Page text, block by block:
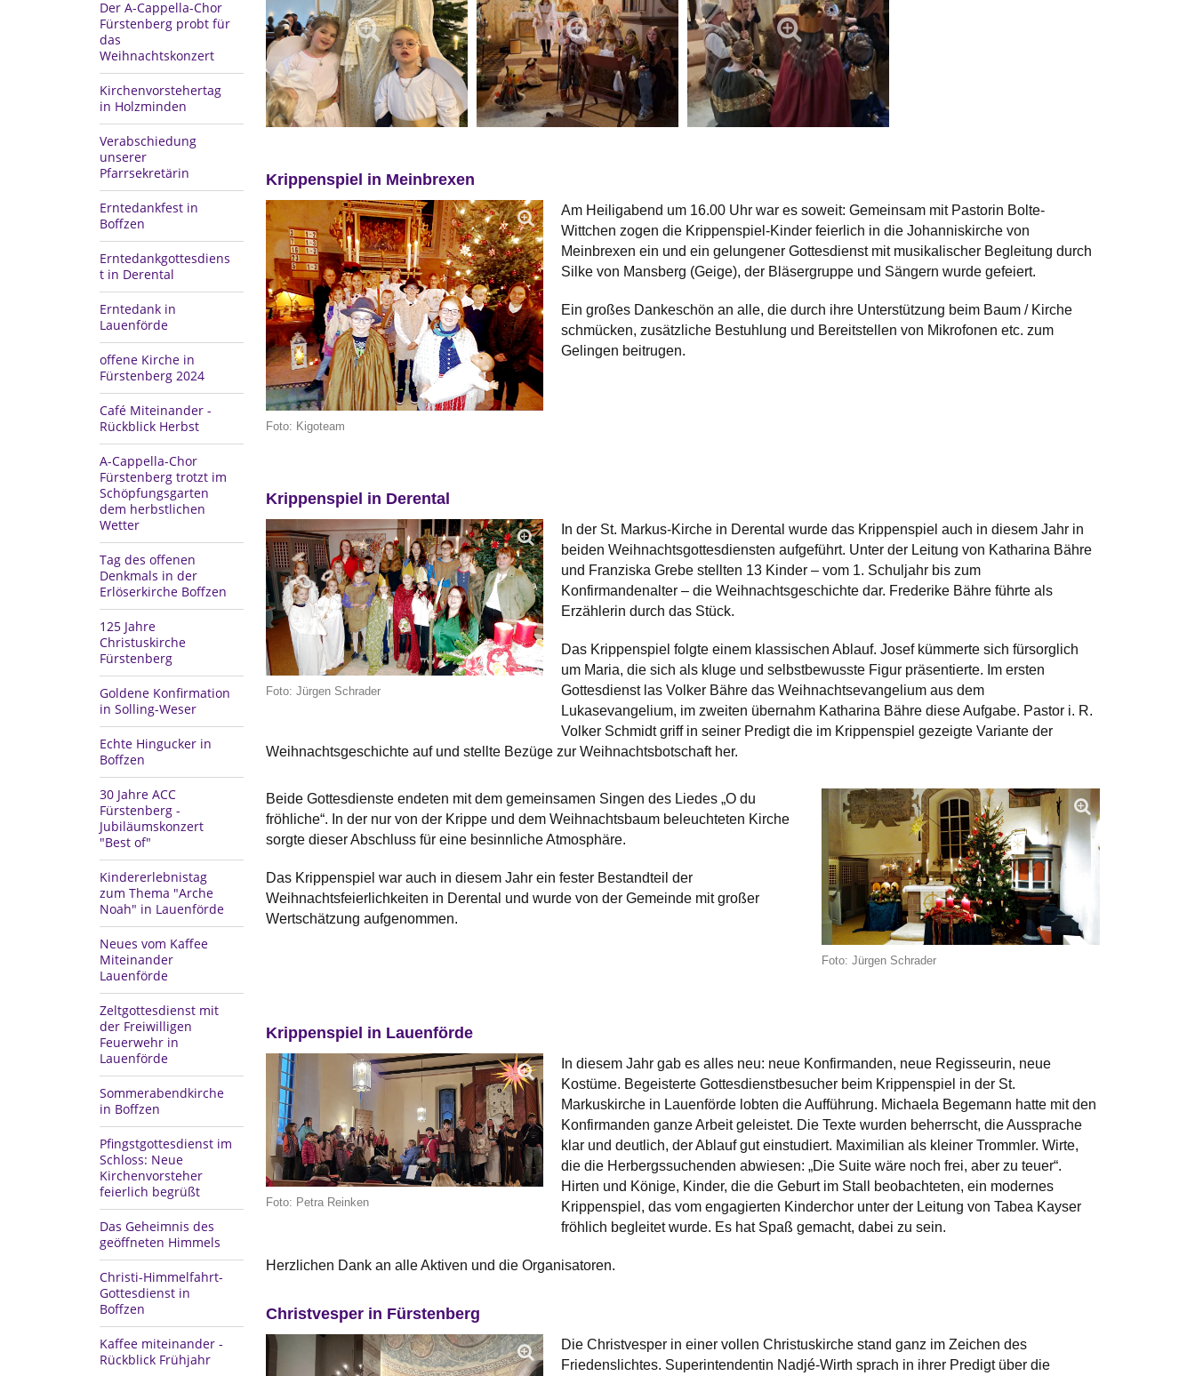
Der A-Cappella-Chor
Fürstenberg probt für
das
Weihnachtskonzert
Kirchenvorstehertag
in Holzminden
Verabschiedung
unserer
Pfarrsekretärin
Erntedankfest in
Boffzen
Erntedankgottesdiens
t in Derental
Erntedank in
Lauenförde
offene Kirche in
Fürstenberg 2024
Café Miteinander -
Rückblick Herbst
A-Cappella-Chor
Fürstenberg trotzt im
Schöpfungsgarten
dem herbstlichen
Wetter
Tag des offenen
Denkmals in der
Erlöserkirche Boffzen
125 Jahre
Christuskirche
Fürstenberg
Goldene Konfirmation
in Solling-Weser
Echte Hingucker in
Boffzen
30 Jahre ACC
Fürstenberg -
Jubiläumskonzert
"Best of"
Kindererlebnistag
zum Thema "Arche
Noah" in Lauenförde
Neues vom Kaffee
Miteinander
Lauenförde
Zeltgottesdienst mit
der Freiwilligen
Feuerwehr in
Lauenförde
Sommerabendkirche
in Boffzen
Pfingstgottesdienst im
Schloss: Neue
Kirchenvorsteher
feierlich begrüßt
Das Geheimnis des
geöffneten Himmels
Christi-Himmelfahrt-
Gottesdienst in
Boffzen
Kaffee miteinander -
Rückblick Frühjahr
Krippenspiel in Meinbrexen
Foto: Kigoteam
Am Heiligabend um 16.00 Uhr war es soweit: Gemeinsam mit Pastorin Bolte-
Wittchen zogen die Krippenspiel-Kinder feierlich in die Johanniskirche von
Meinbrexen ein und ein gelungener Gottesdienst mit musikalischer Begleitung durch
Silke von Mansberg (Geige), der Bläsergruppe und Sängern wurde gefeiert.
Ein großes Dankeschön an alle, die durch ihre Unterstützung beim Baum / Kirche
schmücken, zusätzliche Bestuhlung und Bereitstellen von Mikrofonen etc. zum
Gelingen beitrugen.
Krippenspiel in Derental
Foto: Jürgen Schrader
In der St. Markus-Kirche in Derental wurde das Krippenspiel auch in diesem Jahr in
beiden Weihnachtsgottesdiensten aufgeführt. Unter der Leitung von Katharina Bähre
und Franziska Grebe stellten 13 Kinder – vom 1. Schuljahr bis zum
Konfirmandenalter – die Weihnachtsgeschichte dar. Frederike Bähre führte als
Erzählerin durch das Stück.
Das Krippenspiel folgte einem klassischen Ablauf. Josef kümmerte sich fürsorglich
um Maria, die sich als kluge und selbstbewusste Figur präsentierte. Im ersten
Gottesdienst las Volker Bähre das Weihnachtsevangelium aus dem
Lukasevangelium, im zweiten übernahm Katharina Bähre diese Aufgabe. Pastor i. R.
Volker Schmidt griff in seiner Predigt die im Krippenspiel gezeigte Variante der
Weihnachtsgeschichte auf und stellte Bezüge zur Weihnachtsbotschaft her.
Foto: Jürgen Schrader
Beide Gottesdienste endeten mit dem gemeinsamen Singen des Liedes „O du
fröhliche“. In der nur von der Krippe und dem Weihnachtsbaum beleuchteten Kirche
sorgte dieser Abschluss für eine besinnliche Atmosphäre.
Das Krippenspiel war auch in diesem Jahr ein fester Bestandteil der
Weihnachtsfeierlichkeiten in Derental und wurde von der Gemeinde mit großer
Wertschätzung aufgenommen.
Krippenspiel in Lauenförde
Foto: Petra Reinken
In diesem Jahr gab es alles neu: neue Konfirmanden, neue Regisseurin, neue
Kostüme. Begeisterte Gottesdienstbesucher beim Krippenspiel in der St.
Markuskirche in Lauenförde lobten die Aufführung. Michaela Begemann hatte mit den
Konfirmanden ganze Arbeit geleistet. Die Texte wurden beherrscht, die Aussprache
klar und deutlich, der Ablauf gut einstudiert. Maximilian als kleiner Trommler. Wirte,
die die Herbergssuchenden abwiesen: „Die Suite wäre noch frei, aber zu teuer“.
Hirten und Könige, Kinder, die die Geburt im Stall beobachteten, ein modernes
Krippenspiel, das vom engagierten Kinderchor unter der Leitung von Tabea Kayser
fröhlich begleitet wurde. Es hat Spaß gemacht, dabei zu sein.
Herzlichen Dank an alle Aktiven und die Organisatoren.
Christvesper in Fürstenberg
Die Christvesper in einer vollen Christuskirche stand ganz im Zeichen des
Friedenslichtes. Superintendentin Nadjé-Wirth sprach in ihrer Predigt über die